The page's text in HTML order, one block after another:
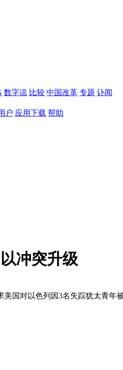
数字说 比较 中国改革 专题 讣闻
户 应用下载 帮助
冲突升级
国对以色列因3名失踪犹太青年